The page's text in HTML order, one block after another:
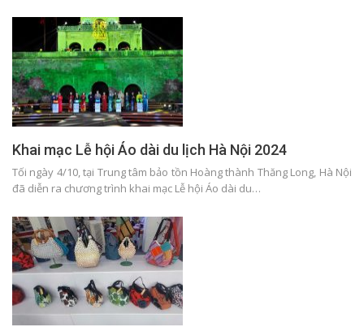
Khai mạc Lễ hội Áo dài du lịch Hà Nội 2024
Tối ngày 4/10, tại Trung tâm bảo tồn Hoàng thành Thăng Long, Hà Nội
đã diễn ra chương trình khai mạc Lễ hội Áo dài du…